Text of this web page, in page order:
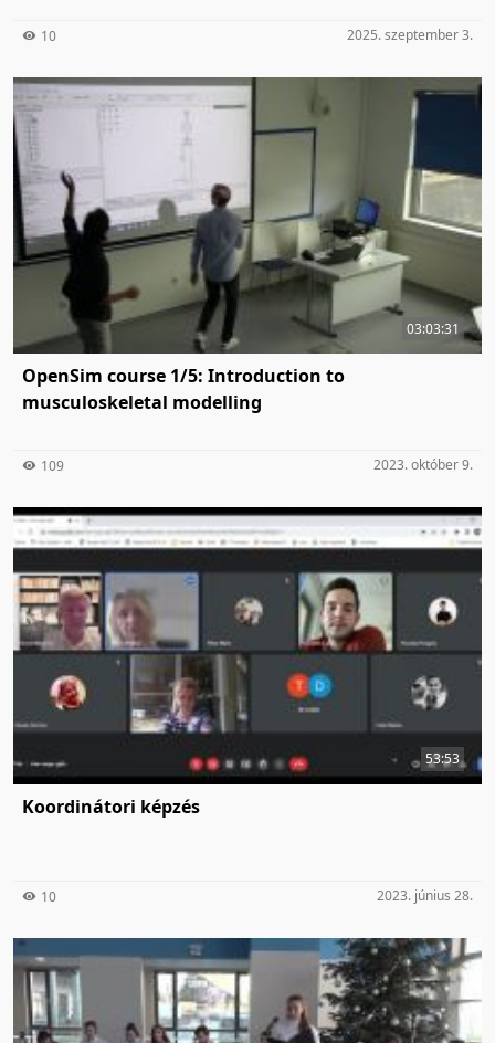
10 2025. szeptember 3.
03:03:31
OpenSim course 1/5: Introduction to
musculoskeletal modelling
109 2023. október 9.
53:53
Koordinátori képzés
10 2023. június 28.